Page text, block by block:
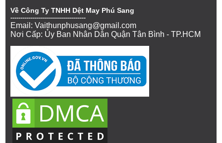
Về Công Ty TNHH Dệt May Phú Sang
--------------------------------------
Email: Vaithunphusang@gmail.com
Nơi Cấp: Ủy Ban Nhân Dân Quận Tân Bình - TP.HCM